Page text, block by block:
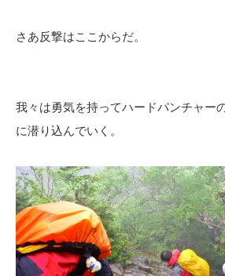
さあ反撃はここからだ。
我々は勇気を持ってハードパンチャー
に潜り込んでいく。